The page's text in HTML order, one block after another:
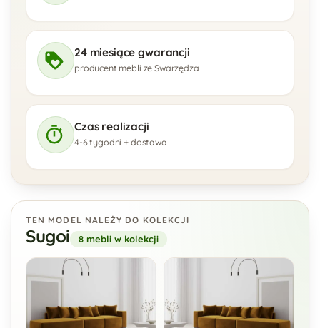
24 miesiące gwarancji
producent mebli ze Swarzędza
Czas realizacji
4-6 tygodni + dostawa
TEN MODEL NALEŻY DO KOLEKCJI
Sugoi 8 mebli w kolekcji